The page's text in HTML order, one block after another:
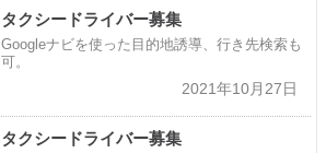
タクシードライバー募集
Googleナビを使った目的地誘導、行き先検索も
可。
2021年10月27日
タクシードライバー募集